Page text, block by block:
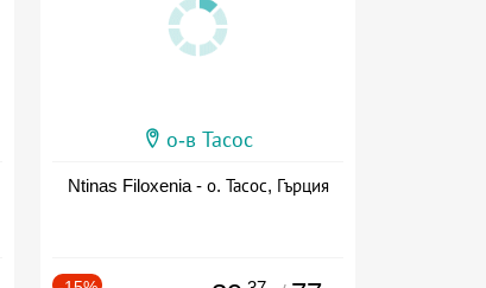
о-в Тасос
Ntinas Filoxenia - о. Тасос, Гърция